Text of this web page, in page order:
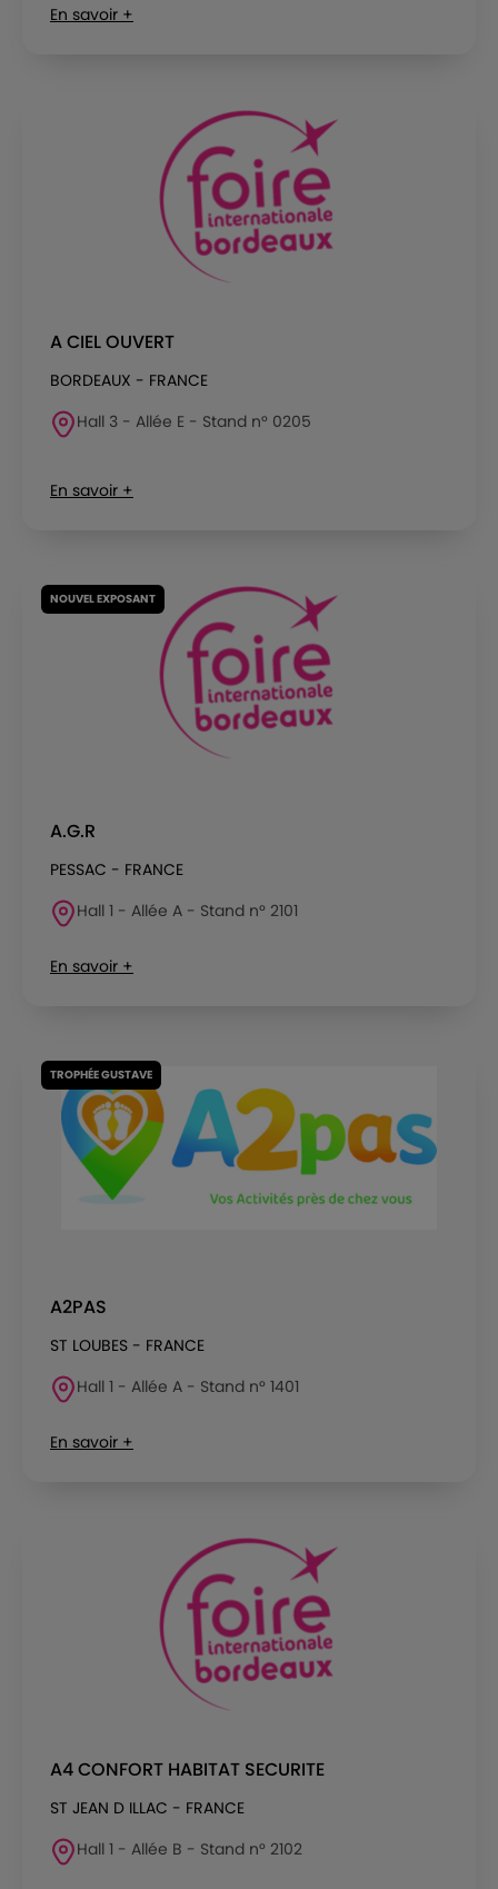
En savoir +
A CIEL OUVERT
BORDEAUX - FRANCE
Hall 3 - Allée E - Stand n° 0205
En savoir +
NOUVEL EXPOSANT
A.G.R
PESSAC - FRANCE
Hall 1 - Allée A - Stand n° 2101
En savoir +
TROPHÉE GUSTAVE
A2PAS
ST LOUBES - FRANCE
Hall 1 - Allée A - Stand n° 1401
En savoir +
A4 CONFORT HABITAT SECURITE
ST JEAN D ILLAC - FRANCE
Hall 1 - Allée B - Stand n° 2102